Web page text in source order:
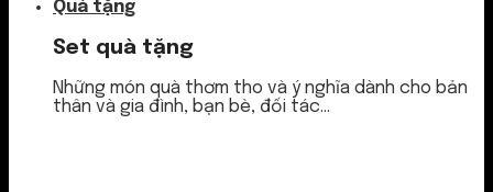
Quà tặng
Set quà tặng
Những món quà thơm tho và ý nghĩa dành cho bản
thân và gia đình, bạn bè, đối tác...